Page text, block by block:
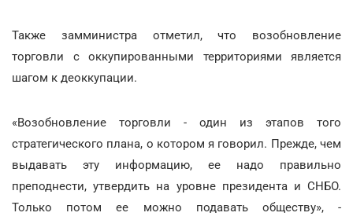
Также замминистра отметил, что возобновление
торговли с оккупированными территориями является
шагом к деоккупации.
«Возобновление торговли - один из этапов того
стратегического плана, о котором я говорил. Прежде, чем
выдавать эту информацию, ее надо правильно
преподнести, утвердить на уровне президента и СНБО.
Только потом ее можно подавать обществу», -